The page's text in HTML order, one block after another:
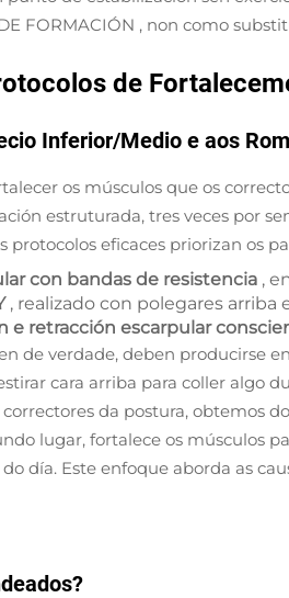
FORMACIÓN , non como
de
Inferior/Medio e aos
os músculos que os
estruturada, tres veces por
protocolos eficaces priorizan os
con bandas de resistencia ,
, realizado con polegares
e retracción escarpular
de verdade, deben producirse
cara arriba para coller algo
da postura, obtemos
lugar, fortalece os músculos
día. Este enfoque aborda as